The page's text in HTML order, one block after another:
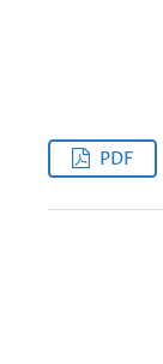
PDF